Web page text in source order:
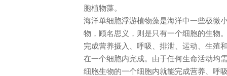
胞植物藻。
海洋单细胞浮游植物藻是海洋中一些极微
物，顾名思义，则是只有一个细胞的生物
完成营养摄入、呼吸、排泄、运动、生殖
在一个细胞内完成。由于任何生命活动均
细胞生物的一个细胞内就能完成营养、呼